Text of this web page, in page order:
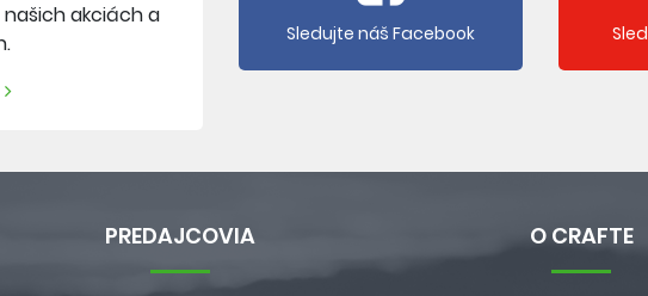
akciách a
Sledujte náš Facebook
PREDAJCOVIA O CRAFTE